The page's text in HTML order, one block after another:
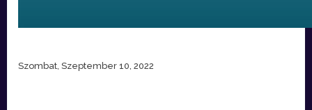
Szombat, Szeptember 10, 2022